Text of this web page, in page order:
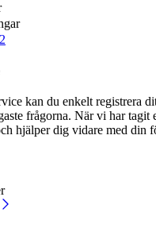
kan du enkelt registrera
frågorna. När vi har tagit
hjälper dig vidare med din